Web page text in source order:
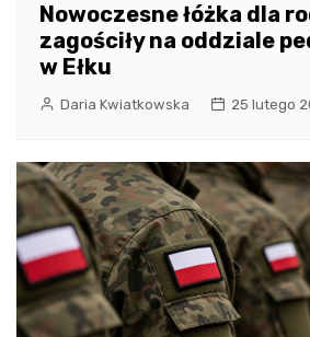
Nowoczesne łóżka dla
zagościły na oddziale
w Ełku
Daria Kwiatkowska 25 lutego